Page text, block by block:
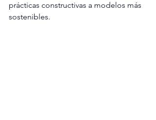
prácticas constructivas a modelos más
sostenibles.